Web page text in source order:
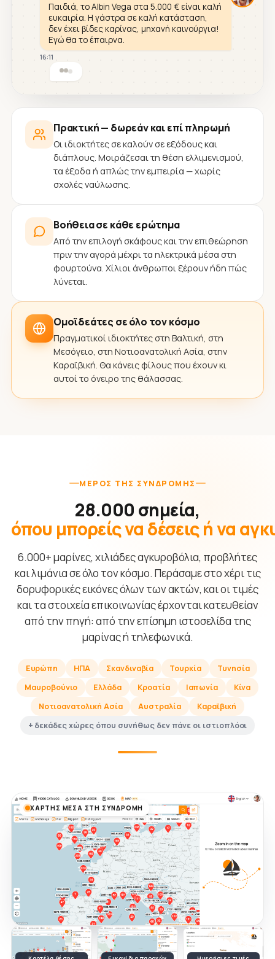
Παιδιά, το Albin Vega στα 5.000 € είναι καλή
ευκαιρία. Η γάστρα σε καλή κατάσταση,
δεν έχει βίδες καρίνας, μηχανή καινούργια!
Εγώ θα το έπαιρνα.
16:11
Πρακτική — δωρεάν και επί πληρωμή
Οι ιδιοκτήτες σε καλούν σε εξόδους και
διάπλους. Μοιράζεσαι τη θέση ελλιμενισμού,
τα έξοδα ή απλώς την εμπειρία — χωρίς
σχολές ναύλωσης.
Βοήθεια σε κάθε ερώτημα
Από την επιλογή σκάφους και την επιθεώρηση
πριν την αγορά μέχρι τα ηλεκτρικά μέσα στη
φουρτούνα. Χίλιοι άνθρωποι ξέρουν ήδη πώς
λύνεται.
Ομοϊδεάτες σε όλο τον κόσμο
Πραγματικοί ιδιοκτήτες στη Βαλτική, στη
Μεσόγειο, στη Νοτιοανατολική Ασία, στην
Καραϊβική. Θα κάνεις φίλους που έχουν κι
αυτοί το όνειρο της θάλασσας.
ΜΈΡΟΣ ΤΗΣ ΣΥΝΔΡΟΜΉΣ
28.000 σημεία,
όπου μπορείς να δέσεις ή να
6.000+ μαρίνες, χιλιάδες αγκυροβόλια, προβλήτες
και λιμάνια σε όλο τον κόσμο. Περάσαμε στο χέρι τις
δορυφορικές εικόνες όλων των ακτών, και οι τιμές
και τα στοιχεία επικοινωνίας έρχονται κατευθείαν
από την πηγή: από την επίσημη ιστοσελίδα της
μαρίνας ή τηλεφωνικά.
Ευρώπη ΗΠΑ Σκανδιναβία Τουρκία
Τυνησία
Μαυροβούνιο
Ελλάδα Κροατία Ιαπωνία
Κίνα
Νοτιοανατολική Ασία
Αυστραλία
Καραϊβική
+ δεκάδες χώρες όπου συνήθως δεν πάνε οι ιστιοπλόοι
ΧΆΡΤΗΣ ΜΈΣΑ ΣΤΗ ΣΥΝΔΡΟΜΉ